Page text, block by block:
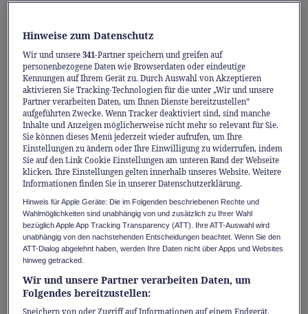
begrüsst mich Simone Regli im Seifenatelier.
Genauer im Hygieneraum der Stiftung
Transfair in Thun, einer Stiftung für
berufliche Integration. Hier siedet die 54-
Jährige gemeinsam mit vielen helfenden
Händen ihre Seifen unter dem Claim bblubb –
die Berner Seifenmanufaktur. Es ist vom
ersten Moment an offensichtlich: Diese Frau
liebt, was sie tut. «Seifen machen ist wie
Kuchen backen, aber ohne Kalorien und
Altlasten – das ist mega!», bemerkt Regli.Das
erste Mal stand sie vor rund 25 Jahren in der
Back-, exgüsee: Seifenstube. Ihre Passion
wuchs aus einem Nebenjob während ihrer
Ausbildung zur Bewegungspädagogin. Sie
Hinweise zum Datenschutz
Wir und unsere341-Partner speichern und greifen auf
personenbezogene Daten wie Browserdaten oder eindeutige
Kennungen auf Ihrem Gerät zu. Durch Auswahl von Akzeptieren
aktivieren Sie Tracking-Technologien für die unter „Wir und unsere
Partner verarbeiten Daten, um Ihnen Dienste bereitzustellen“
aufgeführten Zwecke. Wenn Tracker deaktiviert sind, sind manche
Inhalte und Anzeigen möglicherweise nicht mehr so relevant für Sie.
Sie können dieses Menü jederzeit wieder aufrufen, um Ihre
Einstellungen zu ändern oder Ihre Einwilligung zu widerrufen, indem
Sie auf den Link Cookie Einstellungen am unteren Rand der Webseite
klicken. Ihre Einstellungen gelten innerhalb unseres Website. Weitere
Informationen finden Sie in unserer Datenschutzerklärung.
Hinweis für Apple Geräte: Die im Folgenden beschriebenen Rechte und
Wahlmöglichkeiten sind unabhängig von und zusätzlich zu Ihrer Wahl
bezüglich Apple App Tracking Transparency (ATT). Ihre ATT-Auswahl wird
unabhängig von den nachstehenden Entscheidungen beachtet. Wenn Sie den
ATT-Dialog abgelehnt haben, werden Ihre Daten nicht über Apps und Websites
hinweg getracked.
Wir und unsere Partner verarbeiten Daten, um
Folgendes bereitzustellen:
Speichern von oder Zugriff auf Informationen auf einem Endgerät.